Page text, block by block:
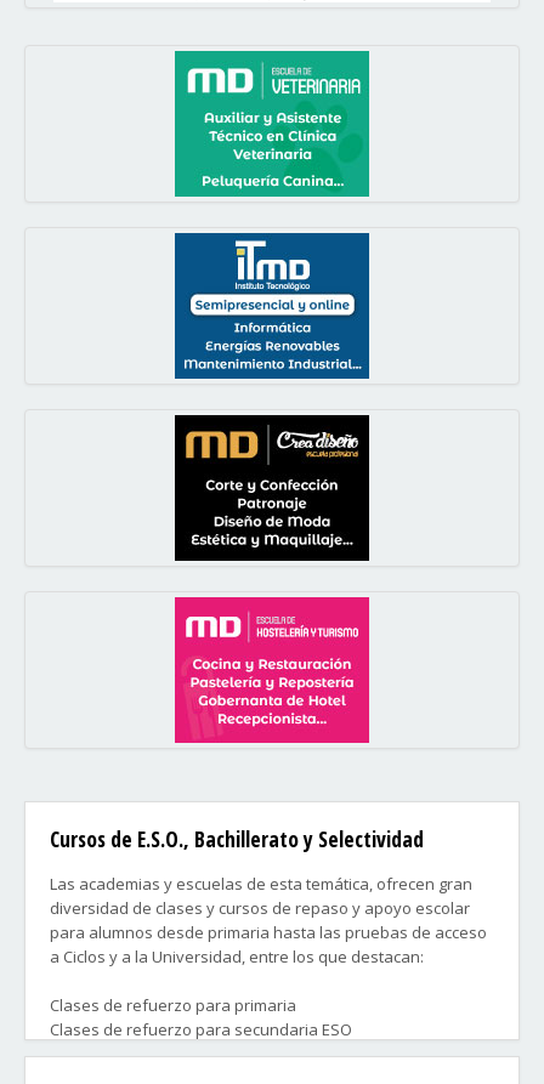
Cursos de E.S.O., Bachillerato y Selectividad
Las academias y escuelas de esta temática, ofrecen gran
diversidad de clases y cursos de repaso y apoyo escolar
para alumnos desde primaria hasta las pruebas de acceso
a Ciclos y a la Universidad, entre los que destacan:
Clases de refuerzo para primaria
Clases de refuerzo para secundaria ESO
Clases de refuerzo para bachillerato